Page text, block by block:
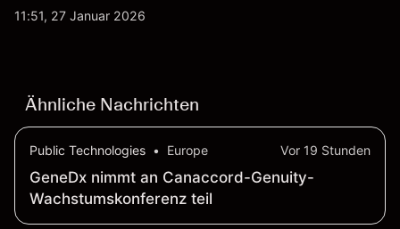
werden von Unternehmensergebnissen,
11:51, 27 Januar 2026
Ähnliche Nachrichten
Public Technologies • Europe Vor 19 Stunden
GeneDx nimmt an Canaccord-Genuity-
Wachstumskonferenz teil